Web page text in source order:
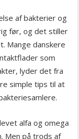
af bakterier og
før, og det stiller
Mange danskere
som
lyder det fra
simple tips til at
alfa og omega
Men på trods af